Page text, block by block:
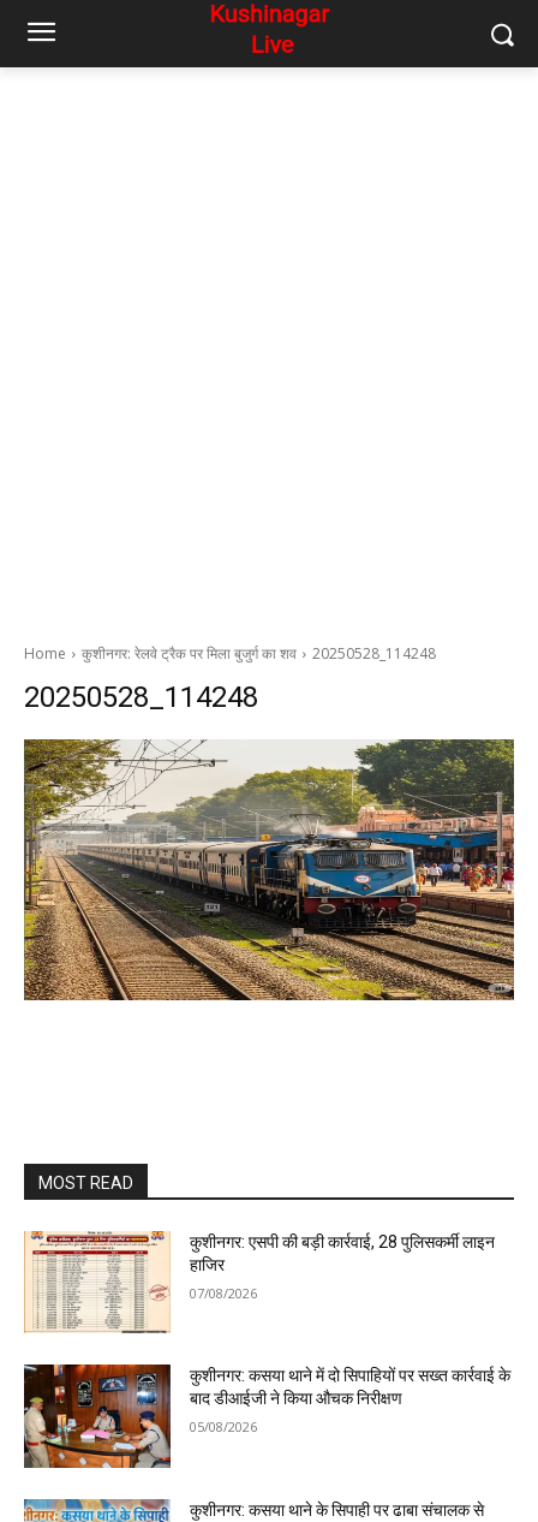
Home कुशीनगर: रेलवे ट्रैक पर मिला बुजुर्ग का शव 20250528_114248
20250528_114248
MOST READ
कुशीनगर: एसपी की बड़ी कार्रवाई, 28 पुलिसकर्मी लाइन
हाजिर
07/08/2026
कुशीनगर: कसया थाने में दो सिपाहियों पर सख्त कार्रवाई के
बाद डीआईजी ने किया औचक निरीक्षण
05/08/2026
कुशीनगर: कसया थाने के सिपाही पर ढाबा संचालक से